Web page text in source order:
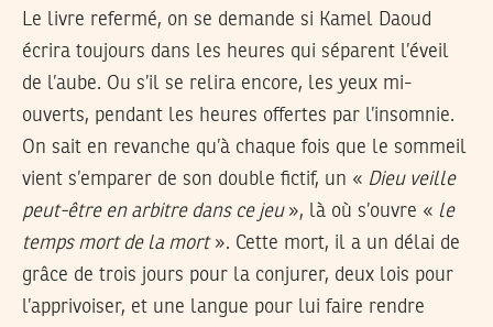
Le livre refermé, on se demande si Kamel Daoud
écrira toujours dans les heures qui séparent l’éveil
de l’aube. Ou s’il se relira encore, les yeux mi-
ouverts, pendant les heures offertes par l’insomnie.
On sait en revanche qu’à chaque fois que le sommeil
vient s’emparer de son double fictif, un « Dieu veille
peut-être en arbitre dans ce jeu», là où s’ouvre « le
temps mort de la mort». Cette mort, il a un délai de
grâce de trois jours pour la conjurer, deux lois pour
l’apprivoiser, et une langue pour lui faire rendre